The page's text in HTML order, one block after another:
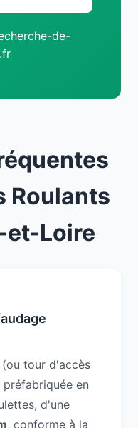
de-
Roulants
et-Loire
(ou tour d'accès
en
d'une
, conforme à la